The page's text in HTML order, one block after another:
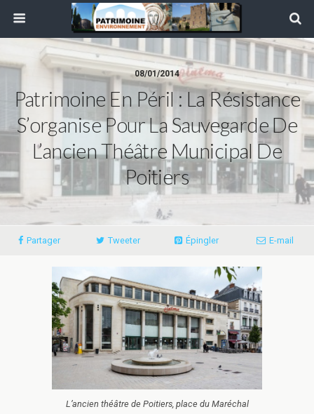
08/01/2014
Patrimoine En Péril : La Résistance
S’organise Pour La Sauvegarde De
L’ancien Théâtre Municipal De
Poitiers
Partager Tweeter Épingler E-mail
L’ancien théâtre de Poitiers, place du Maréchal